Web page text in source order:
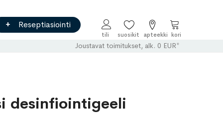
Reseptiasiointi
Ostoskori
Joustavat toimitukset, alk. 0 EUR*
desinfiointigeeli